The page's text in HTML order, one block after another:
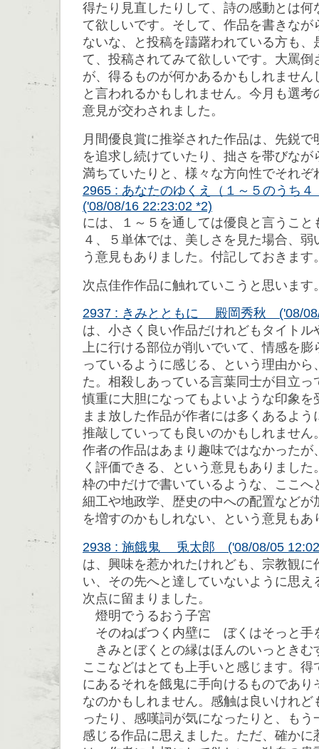
得たり見直したりして、詩の感動とは何
て欲しいです。そして、作品を書きなが
ないな、と投稿を躊躇われている方も、
て、投稿されてみて欲しいです。大罵倒
が、得るものが何かあるかもしれません
と言われるかもしれません。今月も選
意見が交わされました。
月間優良賞に推挙された作品は、先鋭
を追求し続けていたり、拙さを帯びな
満ちていたりと、様々な方向性でそれぞ
2965 : あなたのゆくえ（１～５のう
('08/08/16 22:23:02 *2)
には、１～５を通しては優良と言うこと
４、５単体では、美しさを見た場合、
う意見もありました。付記しておきます
次点佳作作品に触れていこうと思います
2937 : きみとともに 殿岡秀秋 ('08/
は、小さく良い作品だけれどもタイトル
上に行ける部位が削いでいて、情感を膨
っているように感じる、という理由から
た。相殺しあっている言葉同士が目立っ
慎重に大胆になってもよいような印象を
まま放した作品が作者には多くあるよ
推敲していっても良いのかもしれません
作者の作品はあまり趣味ではなかったが
く評価できる、という意見もありまし
枠の中だけで書いているような、ここへ
細工や地政学、歴史の中への配置などが
を増すのかもしれない、という意見もあ
2938 : 施餓鬼 兎太郎 ('08/08/05
は、興味を惹かれたけれども、宗教観に
い、その先へと達していないように思え
次点に留まりました。
燈明でうるおう子宮
そのねばつく内壁に ぼくはそっ
きみとぼくとの縁はほんのいっときむ
ここなどはとても上手いと感じます。
にあるそれを餓鬼に手向けるものであり
なのかもしれません。感触は良いけれど
ったり、感嘆詞が気になったりと、も
感じる作品に思えました。ただ、確かに